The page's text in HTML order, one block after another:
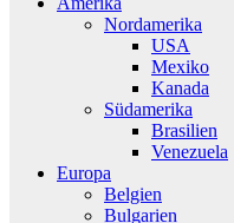
Nordamerika
USA
Mexiko
Kanada
Südamerika
Brasilien
Venezuela
Europa
Belgien
Bulgarien